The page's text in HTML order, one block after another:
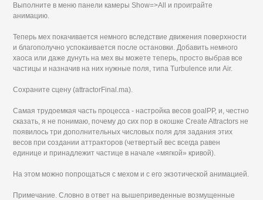
Выполните в меню панели камеры Show=>All и проиграйте
анимацию.
Теперь мех покачивается немного вследствие движения поверхности
и благополучно успокаивается после остановки. Добавить немного
хаоса или даже дунуть на мех вы можете теперь, просто выбрав все
частицы и назначив на них нужные поля, типа Turbulence или Air.
Сохраните сцену (attractorFinal.ma).
Самая трудоемкая часть процесса - настройка весов goalPP, и, честно
сказать, я не понимаю, почему до сих пор в окошке Create Attractors не
появилось три дополнительных числовых поля для задания этих
весов при создании аттракторов (четвертый вес всегда равен
единице и принадлежит частице в начале «мягкой» кривой).
На этом можно попрощаться с мехом и с его экзотической анимацией.
Примечание. Словно в ответ на вышеприведенные возмущенные